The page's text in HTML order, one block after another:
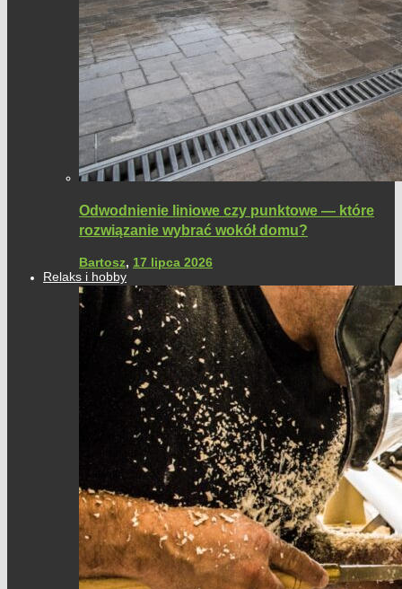
Odwodnienie liniowe czy punktowe — które
rozwiązanie wybrać wokół domu?
Bartosz, 17 lipca 2026
Relaks i hobby